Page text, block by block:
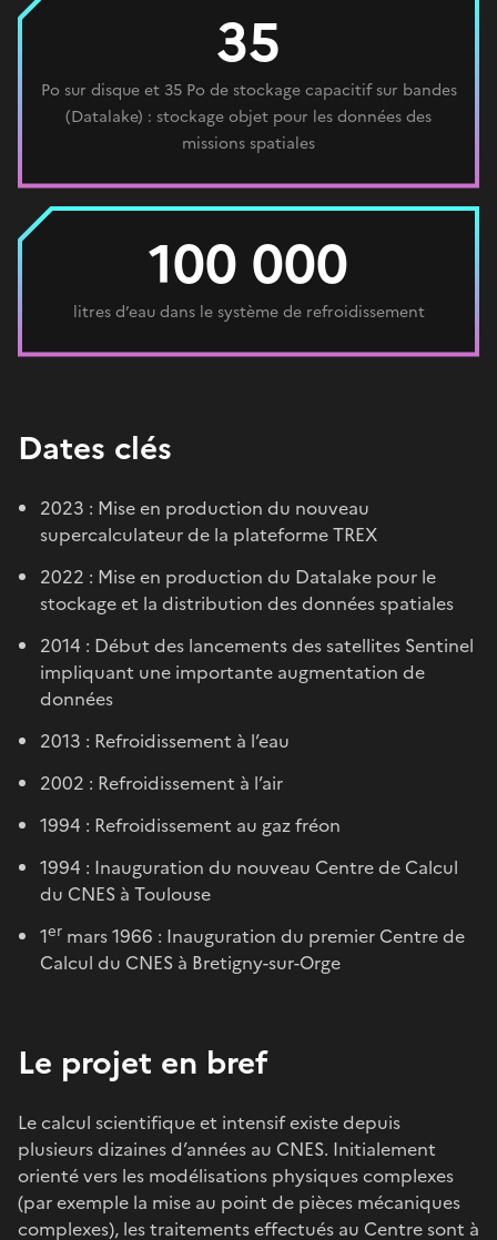
35
Po sur disque et 35 Po de stockage capacitif sur bandes
(Datalake) : stockage objet pour les données des
missions spatiales
100 000
litres d’eau dans le système de refroidissement
Dates clés
2023 : Mise en production du nouveau
supercalculateur de la plateforme TREX
2022 : Mise en production du Datalake pour le
stockage et la distribution des données spatiales
2014 : Début des lancements des satellites Sentinel
impliquant une importante augmentation de
données
2013 : Refroidissement à l’eau
2002 : Refroidissement à l’air
1994 : Refroidissement au gaz fréon
1994 : Inauguration du nouveau Centre de Calcul
du CNES à Toulouse
1er mars 1966 : Inauguration du premier Centre de
Calcul du CNES à Bretigny-sur-Orge
Le projet en bref
Le calcul scientifique et intensif existe depuis
plusieurs dizaines d’années au CNES. Initialement
orienté vers les modélisations physiques complexes
(par exemple la mise au point de pièces mécaniques
complexes), les traitements effectués au Centre sont à